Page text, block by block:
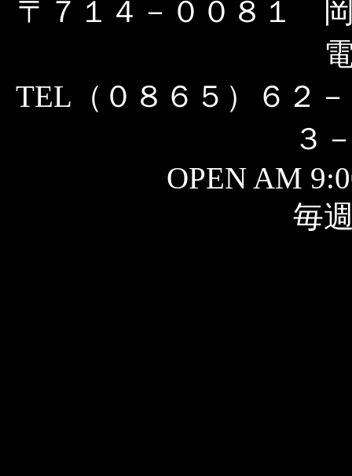
〒７１４－００８１
TEL（０８６５）６２
３
OPEN AM
毎